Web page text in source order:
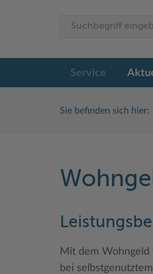
Service
Sie befinden sich hier:
Mit dem
bei